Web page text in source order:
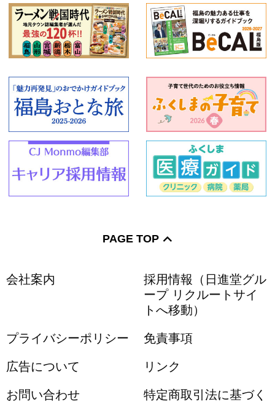
PAGE TOP
会社案内
採用情報（日進堂グル
ープ リクルートサイ
トへ移動）
プライバシーポリシー 免責事項
広告について リンク
お問い合わせ
特定商取引法に基づく